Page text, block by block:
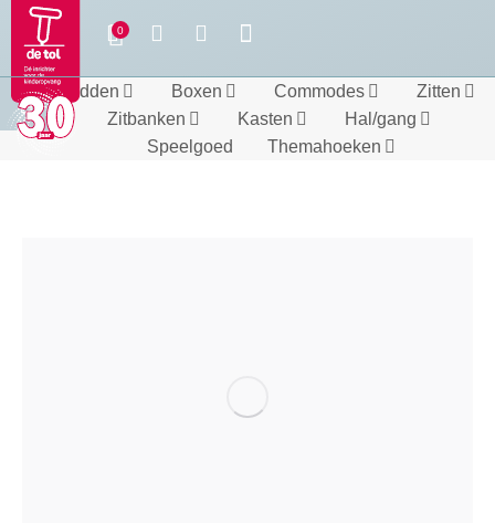
Bedden Boxen Commodes
Zitten
Zitbanken
Kasten
Hal/gang
Speelgoed
Themahoeken